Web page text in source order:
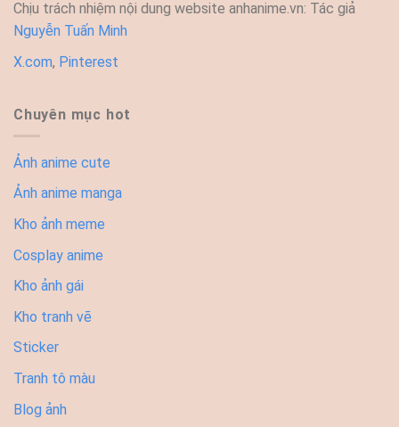
Chịu trách nhiệm nội dung website anhanime.vn: Tác giả
Nguyễn Tuấn Minh
X.com, Pinterest
Chuyên mục hot
Ảnh anime cute
Ảnh anime manga
Kho ảnh meme
Cosplay anime
Kho ảnh gái
Kho tranh vẽ
Sticker
Tranh tô màu
Blog ảnh